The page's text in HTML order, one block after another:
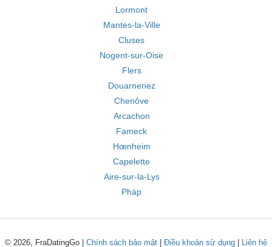
Lormont
Mantes-la-Ville
Cluses
Nogent-sur-Oise
Flers
Douarnenez
Chenôve
Arcachon
Fameck
Hœnheim
Capelette
Aire-sur-la-Lys
Pháp
© 2026, FraDatingGo | Chính sách bảo mật Điều khoản sử dụng Liên hệ